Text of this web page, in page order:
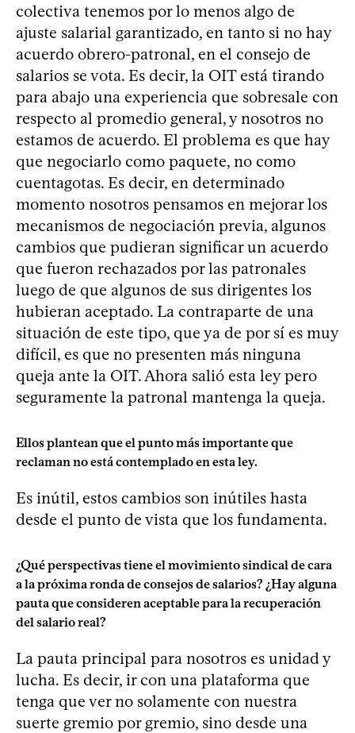
colectiva tenemos por lo menos algo de
ajuste salarial garantizado, en tanto si no hay
acuerdo obrero-patronal, en el consejo de
salarios se vota. Es decir, la OIT está tirando
para abajo una experiencia que sobresale con
respecto al promedio general, y nosotros no
estamos de acuerdo. El problema es que hay
que negociarlo como paquete, no como
cuentagotas. Es decir, en determinado
momento nosotros pensamos en mejorar los
mecanismos de negociación previa, algunos
cambios que pudieran significar un acuerdo
que fueron rechazados por las patronales
luego de que algunos de sus dirigentes los
hubieran aceptado. La contraparte de una
situación de este tipo, que ya de por sí es muy
difícil, es que no presenten más ninguna
queja ante la OIT. Ahora salió esta ley pero
seguramente la patronal mantenga la queja.
Ellos plantean que el punto más importante que
reclaman no está contemplado en esta ley.
Es inútil, estos cambios son inútiles hasta
desde el punto de vista que los fundamenta.
¿Qué perspectivas tiene el movimiento sindical de cara
a la próxima ronda de consejos de salarios? ¿Hay alguna
pauta que consideren aceptable para la recuperación
del salario real?
La pauta principal para nosotros es unidad y
lucha. Es decir, ir con una plataforma que
tenga que ver no solamente con nuestra
suerte gremio por gremio, sino desde una